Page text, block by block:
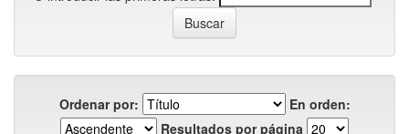
Ordenar por:
En orden:
Resultados por página